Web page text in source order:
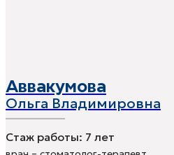
Аввакумова
Ольга Владимировна
Стаж работы: 7 лет